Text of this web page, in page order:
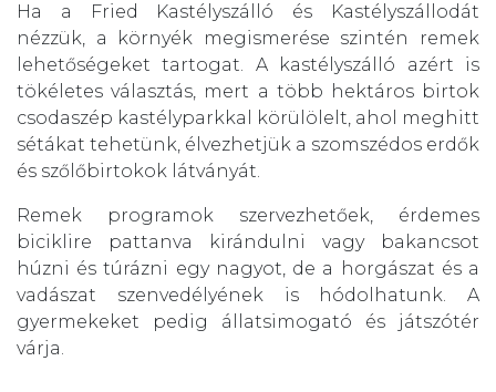
Ha a Fried Kastélyszálló és Kastélyszállodát
nézzük, a környék megismerése szintén remek
lehetőségeket tartogat. A kastélyszálló azért is
tökéletes választás, mert a több hektáros birtok
csodaszép kastélyparkkal körülölelt, ahol meghitt
sétákat tehetünk, élvezhetjük a szomszédos erdők
és szőlőbirtokok látványát.
Remek programok szervezhetőek, érdemes
biciklire pattanva kirándulni vagy bakancsot
húzni és túrázni egy nagyot, de a horgászat és a
vadászat szenvedélyének is hódolhatunk. A
gyermekeket pedig állatsimogató és játszótér
várja.